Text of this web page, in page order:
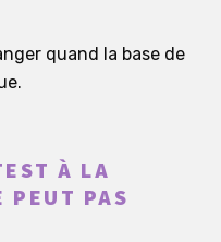
quand la base de
À LA
PEUT PAS